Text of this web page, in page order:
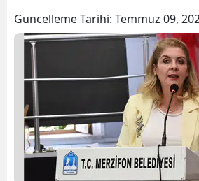
Güncelleme Tarihi: Temmuz 09,